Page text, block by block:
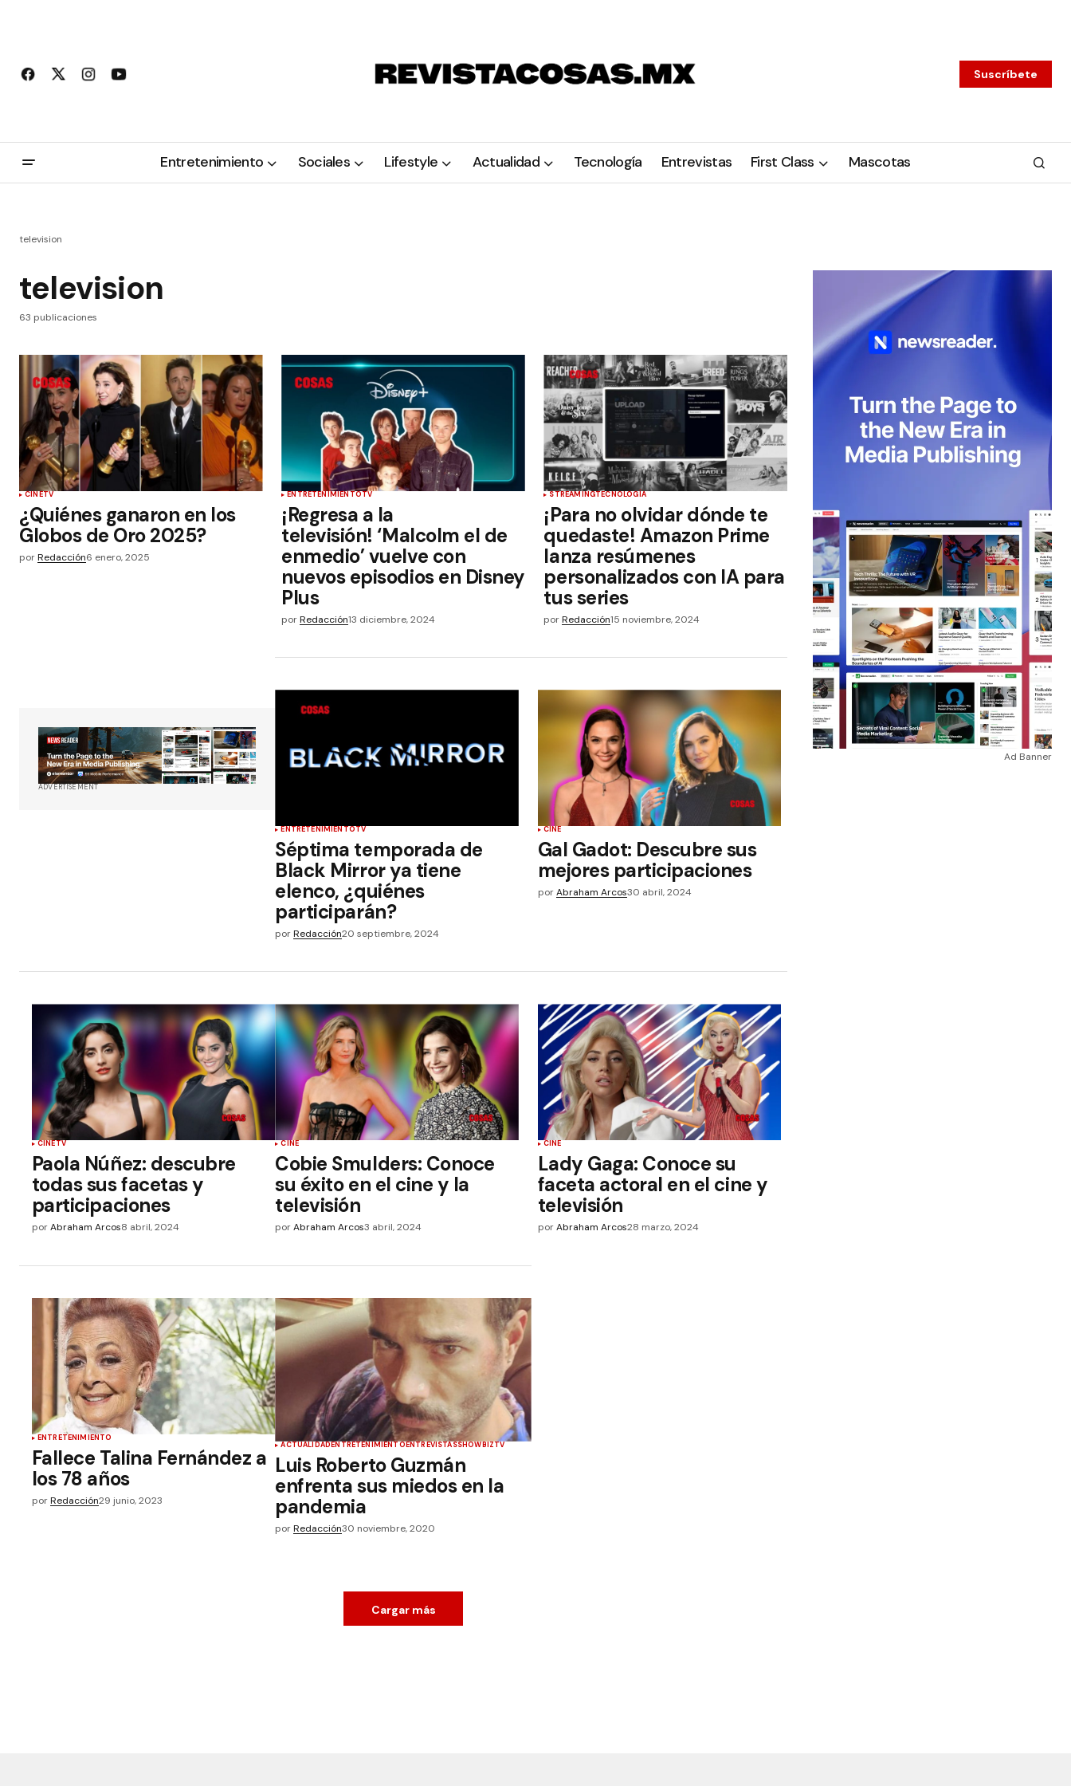
Suscríbete
Entretenimiento Sociales Lifestyle Actualidad Tecnología Entrevistas First Class Mascotas
television
television
63 publicaciones
CINETV
¿Quiénes ganaron en los
Globos de Oro 2025?
porRedacción6 enero, 2025
ENTRETENIMIENTOTV
¡Regresa a la
televisión! ‘Malcolm el de
enmedio’ vuelve con
nuevos episodios en Disney
Plus
por Redacción13 diciembre, 2024
STREAMINGTECNOLOGÍA
¡Para no olvidar dónde te
quedaste! Amazon Prime
lanza resúmenes
personalizados con IA para
tus series
por Redacción15 noviembre, 2024
ADVERTISEMENT
ENTRETENIMIENTOTV
Séptima temporada de
Black Mirror ya tiene
elenco, ¿quiénes
participarán?
por Redacción20 septiembre, 2024
CINE
Gal Gadot: Descubre sus
mejores participaciones
por Abraham Arcos30 abril, 2024
CINETV
Paola Núñez: descubre
todas sus facetas y
participaciones
porAbraham Arcos8 abril, 2024
CINE
Cobie Smulders: Conoce
su éxito en el cine y la
televisión
por Abraham Arcos3 abril, 2024
CINE
Lady Gaga: Conoce su
faceta actoral en el cine y
televisión
por Abraham Arcos28 marzo, 2024
ENTRETENIMIENTO
Fallece Talina Fernández a
los 78 años
porRedacción29 junio, 2023
ACTUALIDADENTRETENIMIENTOENTREVISTASSHOWBIZTV
Luis Roberto Guzmán
enfrenta sus miedos en la
pandemia
por Redacción30 noviembre, 2020
Cargar más
Ad Banner